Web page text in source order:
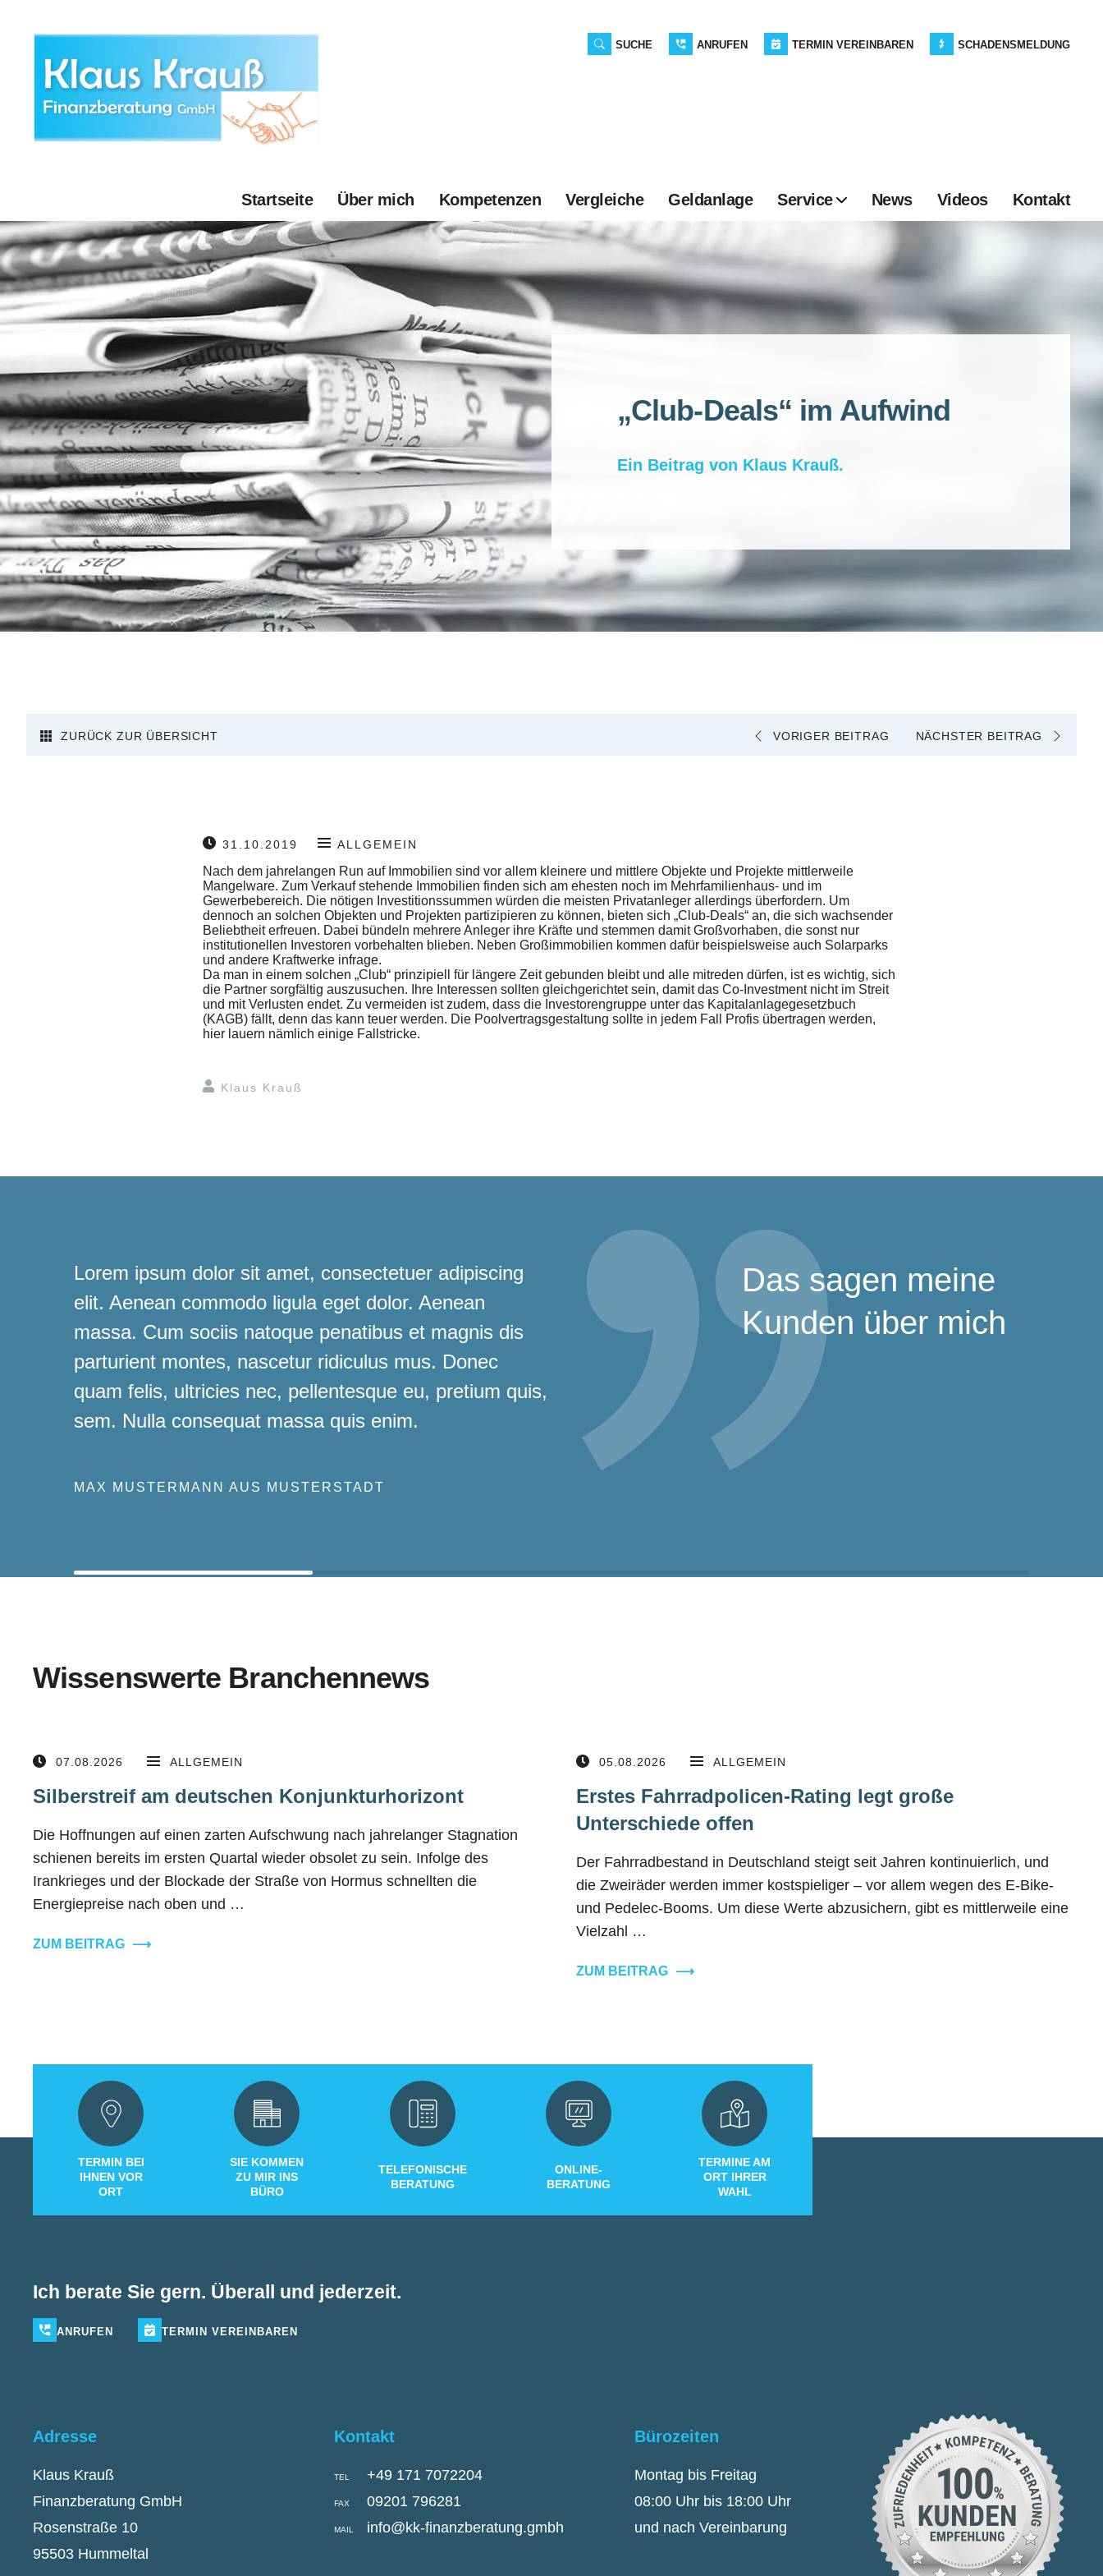
SUCHE ANRUFEN TERMIN VEREINBAREN SCHADENSMELDUNG
Startseite Über mich Kompetenzen Vergleiche Geldanlage Service News Videos Kontakt
„Club-Deals“ im Aufwind
Ein Beitrag von Klaus Krauß.
ZURÜCK ZUR ÜBERSICHT VORIGER BEITRAG NÄCHSTER BEITRAG
31.10.2019 ALLGEMEIN
Nach dem jahrelangen Run auf Immobilien sind vor allem kleinere und mittlere Objekte und Projekte mittlerweile
Mangelware. Zum Verkauf stehende Immobilien finden sich am ehesten noch im Mehrfamilienhaus- und im
Gewerbebereich. Die nötigen Investitionssummen würden die meisten Privatanleger allerdings überfordern. Um
dennoch an solchen Objekten und Projekten partizipieren zu können, bieten sich „Club-Deals“ an, die sich wachsender
Beliebtheit erfreuen. Dabei bündeln mehrere Anleger ihre Kräfte und stemmen damit Großvorhaben, die sonst nur
institutionellen Investoren vorbehalten blieben. Neben Großimmobilien kommen dafür beispielsweise auch Solarparks
und andere Kraftwerke infrage.
Da man in einem solchen „Club“ prinzipiell für längere Zeit gebunden bleibt und alle mitreden dürfen, ist es wichtig, sich
die Partner sorgfältig auszusuchen. Ihre Interessen sollten gleichgerichtet sein, damit das Co-Investment nicht im Streit
und mit Verlusten endet. Zu vermeiden ist zudem, dass die Investorengruppe unter das Kapitalanlagegesetzbuch
(KAGB) fällt, denn das kann teuer werden. Die Poolvertragsgestaltung sollte in jedem Fall Profis übertragen werden,
hier lauern nämlich einige Fallstricke.
Klaus Krauß
Das sagen meine
Kunden über mich
Lorem ipsum dolor sit amet, consectetuer adipiscing
elit. Aenean commodo ligula eget dolor. Aenean
massa. Cum sociis natoque penatibus et magnis dis
parturient montes, nascetur ridiculus mus. Donec
quam felis, ultricies nec, pellentesque eu, pretium quis,
sem. Nulla consequat massa quis enim.
MAX MUSTERMANN AUS MUSTERSTADT
Wissenswerte Branchennews
07.08.2026 ALLGEMEIN
Silberstreif am deutschen Konjunkturhorizont
Die Hoffnungen auf einen zarten Aufschwung nach jahrelanger Stagnation
schienen bereits im ersten Quartal wieder obsolet zu sein. Infolge des
Irankrieges und der Blockade der Straße von Hormus schnellten die
Energiepreise nach oben und …
ZUM BEITRAG ⟶
05.08.2026 ALLGEMEIN
Erstes Fahrradpolicen-Rating legt große
Unterschiede offen
Der Fahrradbestand in Deutschland steigt seit Jahren kontinuierlich, und
die Zweiräder werden immer kostspieliger – vor allem wegen des E-Bike-
und Pedelec-Booms. Um diese Werte abzusichern, gibt es mittlerweile eine
Vielzahl …
ZUM BEITRAG ⟶
TERMIN BEI
IHNEN VOR
ORT
SIE KOMMEN
ZU MIR INS
BÜRO
TELEFONISCHE
BERATUNG
ONLINE-
BERATUNG
TERMINE AM
ORT IHRER
WAHL
Ich berate Sie gern. Überall und jederzeit.
ANRUFEN TERMIN VEREINBAREN
Adresse
Klaus Krauß
Finanzberatung GmbH
Rosenstraße 10
95503 Hummeltal
Kontakt
TEL +49 171 7072204
FAX 09201 796281
MAIL info@kk-finanzberatung.gmbh
Bürozeiten
Montag bis Freitag
08:00 Uhr bis 18:00 Uhr
und nach Vereinbarung